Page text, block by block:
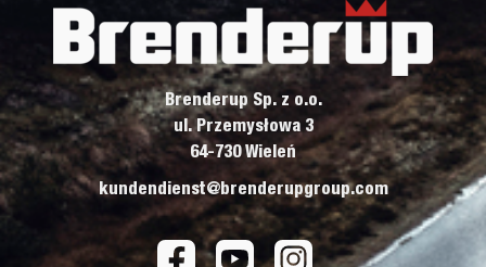
Brenderup Sp. z o.o.
ul. Przemysłowa 3
64-730 Wieleń
kundendienst@brenderupgroup.com